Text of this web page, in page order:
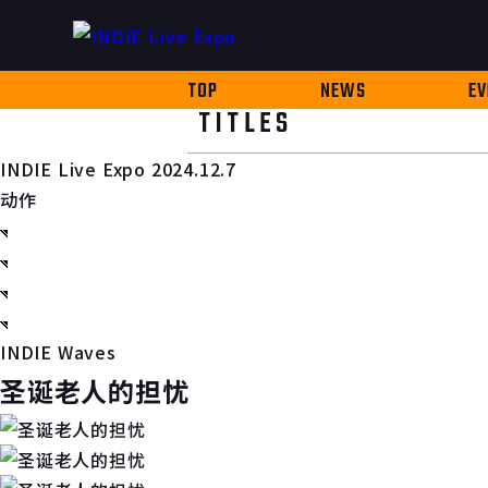
TOP NEWS
TITLES
INDIE Live Expo 2024.12.7
动作
INDIE Waves
圣诞老人的担忧